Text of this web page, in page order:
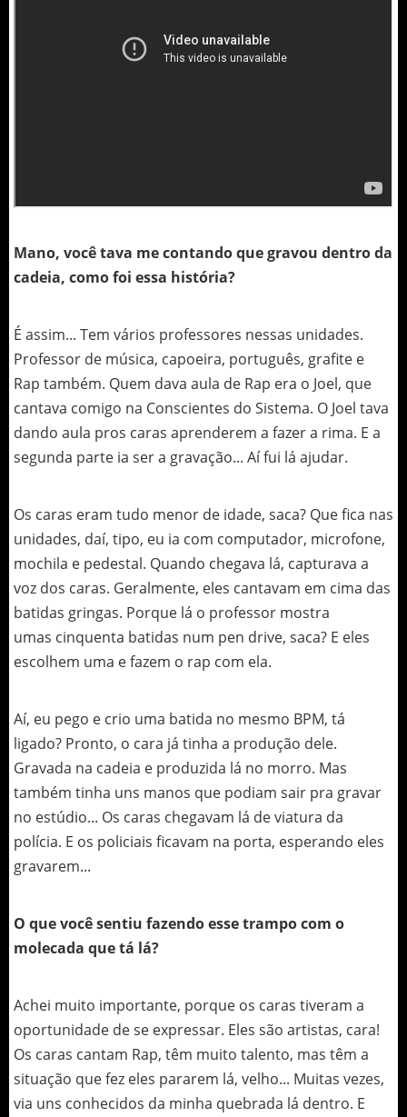
Mano, você tava me contando que gravou dentro da
cadeia, como foi essa história?
É assim... Tem vários professores nessas unidades.
Professor de música, capoeira, português, grafite e
Rap também. Quem dava aula de Rap era o Joel, que
cantava comigo na Conscientes do Sistema. O Joel tava
dando aula pros caras aprenderem a fazer a rima. E a
segunda parte ia ser a gravação... Aí fui lá ajudar.
Os caras eram tudo menor de idade, saca? Que fica nas
unidades, daí, tipo, eu ia com computador, microfone,
mochila e pedestal. Quando chegava lá, capturava a
voz dos caras. Geralmente, eles cantavam em cima das
batidas gringas. Porque lá o professor mostra
umas cinquenta batidas num pen drive, saca? E eles
escolhem uma e fazem o rap com ela.
Aí, eu pego e crio uma batida no mesmo BPM, tá
ligado? Pronto, o cara já tinha a produção dele.
Gravada na cadeia e produzida lá no morro. Mas
também tinha uns manos que podiam sair pra gravar
no estúdio... Os caras chegavam lá de viatura da
polícia. E os policiais ficavam na porta, esperando eles
gravarem...
O que você sentiu fazendo esse trampo com o
molecada que tá lá?
Achei muito importante, porque os caras tiveram a
oportunidade de se expressar. Eles são artistas, cara!
Os caras cantam Rap, têm muito talento, mas têm a
situação que fez eles pararem lá, velho... Muitas vezes,
via uns conhecidos da minha quebrada lá dentro. E